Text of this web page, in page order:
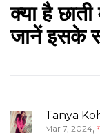
क्या है
जानें इसके
Tanya
Mar 7, 2024,